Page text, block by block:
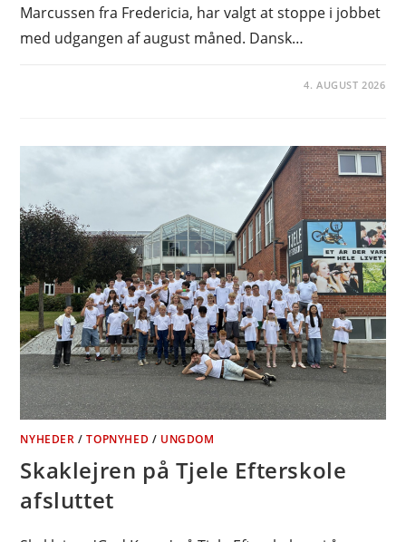
Marcussen fra Fredericia, har valgt at stoppe i jobbet
med udgangen af august måned. Dansk…
4. AUGUST 2026
NYHEDER /TOPNYHED / UNGDOM
Skaklejren på Tjele Efterskole
afsluttet